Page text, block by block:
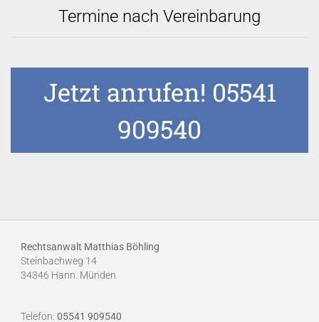
Termine nach Vereinbarung
Jetzt anrufen! 05541
909540
Rechtsanwalt Matthias Böhling
Steinbachweg 14
34346 Hann. Münden
Telefon: 05541 909540